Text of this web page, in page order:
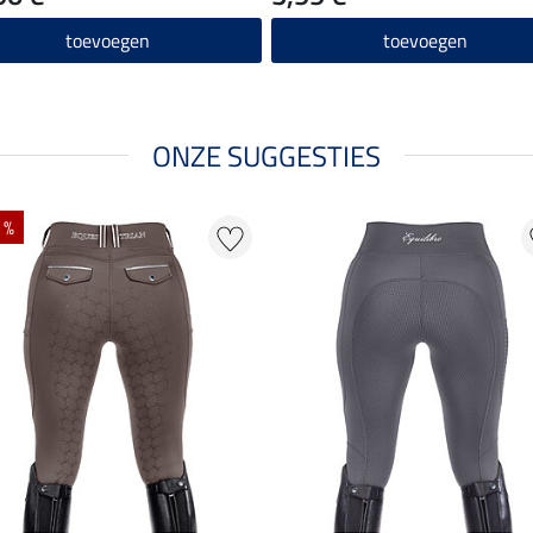
toevoegen toevoegen
ONZE SUGGESTIES